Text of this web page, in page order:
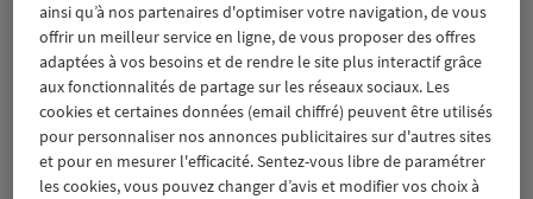
Lesthématiques
Aidants Catastrophes naturelles Climat
Engagement Epargne ESS
ainsi qu’à nos partenaires d'optimiser votre navigation, de vous
offrir un meilleur service en ligne, de vous proposer des offres
adaptées à vos besoins et de rendre le site plus interactif grâce
aux fonctionnalités de partage sur les réseaux sociaux. Les
cookies et certaines données (email chiffré) peuvent être utilisés
pour personnaliser nos annonces publicitaires sur d'autres sites
et pour en mesurer l'efficacité. Sentez-vous libre de paramétrer
les cookies, vous pouvez changer d’avis et modifier vos choix à